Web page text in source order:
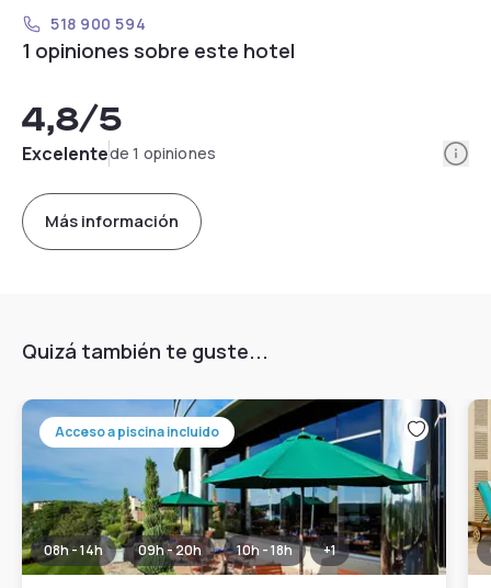
518 900 594
1 opiniones sobre este hotel
4,8/5
Excelentede 1 opiniones
Más información
Quizá también te guste...
Acceso a piscina incluido
08h - 14h 09h - 20h 10h - 18h +1